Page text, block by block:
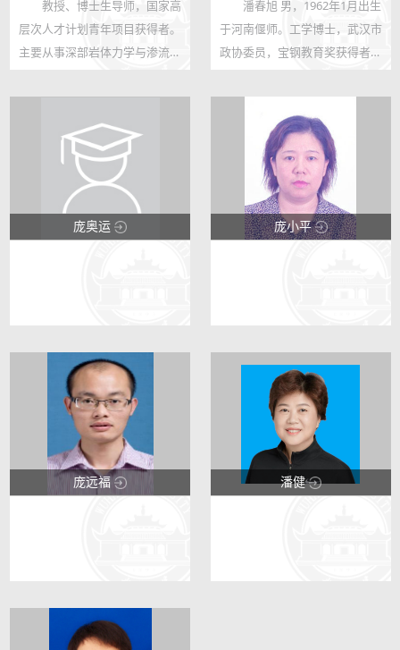
123
50
教授、博士生导师，国家高
层次人才计划青年项目获得者。
主要从事深部岩体力学与渗流力
层次人才计划青年项目、国家重
点实验室开放基金课题、企业项
目多项，参与国家重点研发计划
123
50
潘春旭 男，1962年1月出生
于河南偃师。工学博士，武汉市
政协委员，宝钢教育奖获得者，
文”获得者，交通部跨世纪学术
带头人，973课题负责人。现为
武汉大学物理科学与技术学院教
授（二...
庞奥运 庞小平
庞远福 潘健